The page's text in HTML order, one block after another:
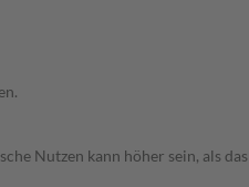
Nutzen kann höher sein, als